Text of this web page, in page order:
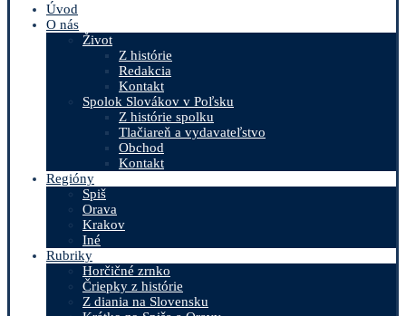
Úvod
O nás
Život
Z histórie
Redakcia
Kontakt
Spolok Slovákov v Poľsku
Z histórie spolku
Tlačiareň a vydavateľstvo
Obchod
Kontakt
Regióny
Spiš
Orava
Krakov
Iné
Rubriky
Horčičné zrnko
Čriepky z histórie
Z diania na Slovensku